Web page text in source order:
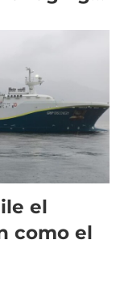
el
como el